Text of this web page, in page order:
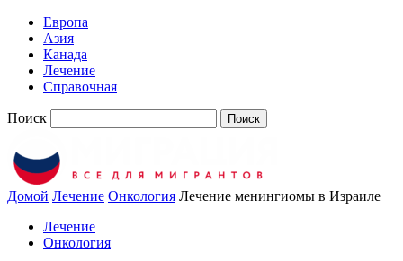
Европа
Азия
Канада
Лечение
Справочная
Поиск
Домой Лечение Онкология Лечение менингиомы в Израиле
Лечение
Онкология